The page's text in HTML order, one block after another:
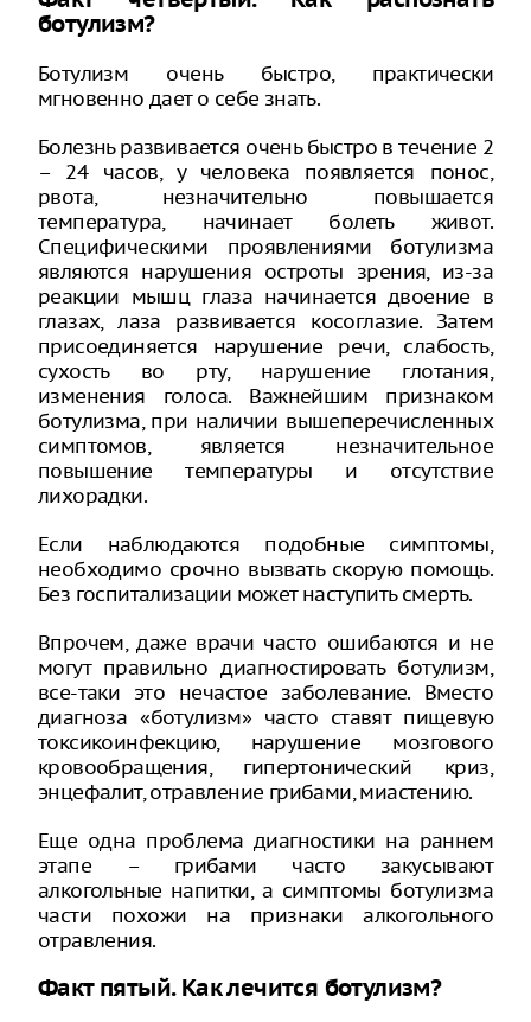
ботулизм?
Ботулизм очень быстро, практически
мгновенно дает о себе знать.
Болезнь развивается очень быстро в течение 2
– 24 часов, у человека появляется понос,
рвота, незначительно повышается
температура, начинает болеть живот.
Специфическими проявлениями ботулизма
являются нарушения остроты зрения, из-за
реакции мышц глаза начинается двоение в
глазах, лаза развивается косоглазие. Затем
присоединяется нарушение речи, слабость,
сухость во рту, нарушение глотания,
изменения голоса. Важнейшим признаком
ботулизма, при наличии вышеперечисленных
симптомов, является незначительное
повышение температуры и отсутствие
лихорадки.
Если наблюдаются подобные симптомы,
необходимо срочно вызвать скорую помощь.
Без госпитализации может наступить смерть.
Впрочем, даже врачи часто ошибаются и не
могут правильно диагностировать ботулизм,
все-таки это нечастое заболевание. Вместо
диагноза «ботулизм» часто ставят пищевую
токсикоинфекцию, нарушение мозгового
кровообращения, гипертонический криз,
энцефалит, отравление грибами, миастению.
Еще одна проблема диагностики на раннем
этапе – грибами часто закусывают
алкогольные напитки, а симптомы ботулизма
части похожи на признаки алкогольного
отравления.
Факт пятый. Как лечится ботулизм?